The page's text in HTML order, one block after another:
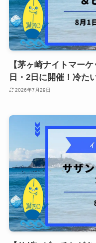
【茅ヶ崎ナイトマー
日・2日に開催！冷た
2026年7月29日